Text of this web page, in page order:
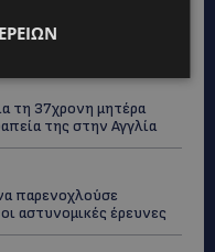
ένας αριθμός – Οι
μας ιστορία
τη 37χρονη μητέρα
της στην Αγγλία
παρενοχλούσε
αστυνομικές έρευνες